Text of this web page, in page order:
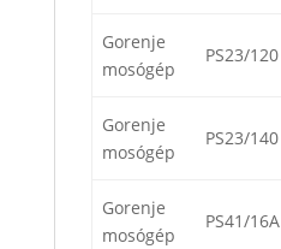
Gorenje
mosógép
PS23/120
Gorenje
mosógép
PS23/140
Gorenje
mosógép
PS41/16A